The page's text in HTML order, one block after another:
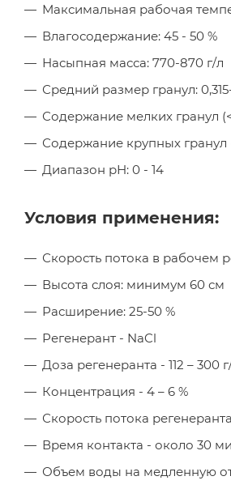
Максимальная рабочая
Влагосодержание: 45 - 50 %
Насыпная масса: 770-870 г/л
Средний размер гранул:
Содержание мелких гранул
Содержание крупных гранул
Диапазон рН: 0 - 14
Условия применения:
Скорость потока в рабочем
Высота слоя: минимум 60 см
Расширение: 25-50 %
Регенерант - NaCl
Доза регенеранта - 112 – 300
Концентрация - 4 – 6 %
Скорость потока
Время контакта - около 30
Объем воды на медленную